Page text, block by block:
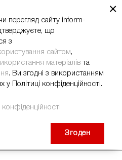
×
перегляд сайту inform-
що
з
сайтом,
матеріалів та
. Ви згодні з використанням
Політиці конфіденційності.
Згоден